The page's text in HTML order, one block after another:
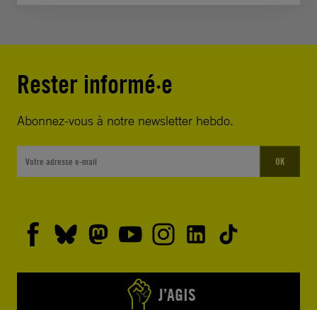
Rester informé·e
Abonnez-vous à notre newsletter hebdo.
OK
J’AGIS